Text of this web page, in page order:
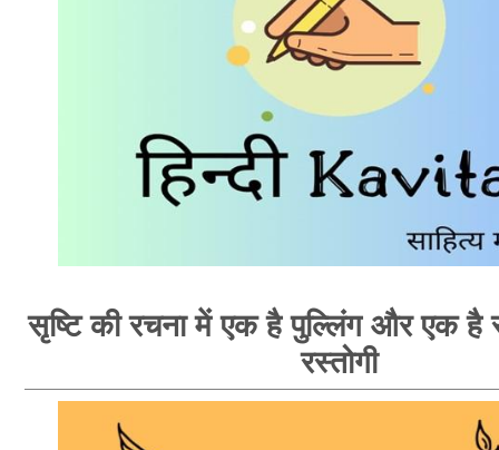
सृष्टि की रचना में एक है पुल्लिंग और एक है
रस्तोगी